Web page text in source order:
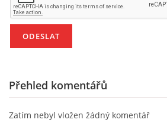
Přehled komentářů
Zatím nebyl vložen žádný komentář